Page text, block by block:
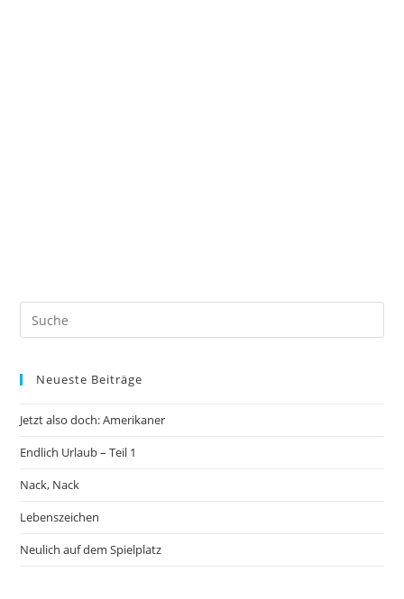
Neueste Beiträge
Jetzt also doch: Amerikaner
Endlich Urlaub – Teil 1
Nack, Nack
Lebenszeichen
Neulich auf dem Spielplatz